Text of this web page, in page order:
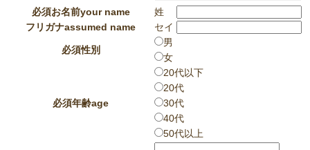
必須お名前your name
姓
フリガナassumed name セイ
必須性別
男
女
必須年齢age
20代以下
20代
30代
40代
50代以上